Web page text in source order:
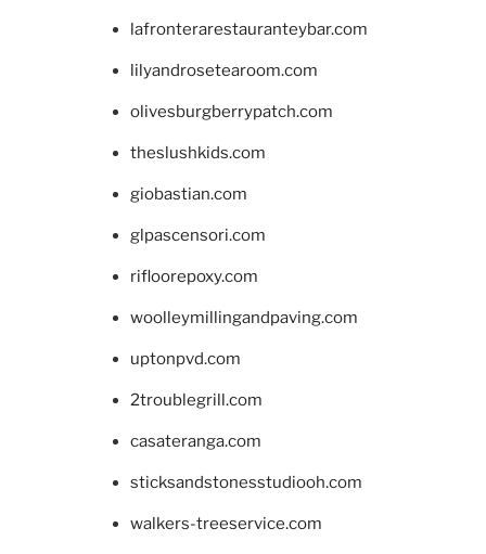
lafronterarestauranteybar.com
lilyandrosetearoom.com
olivesburgberrypatch.com
theslushkids.com
giobastian.com
glpascensori.com
rifloorepoxy.com
woolleymillingandpaving.com
uptonpvd.com
2troublegrill.com
casateranga.com
sticksandstonesstudiooh.com
walkers-treeservice.com